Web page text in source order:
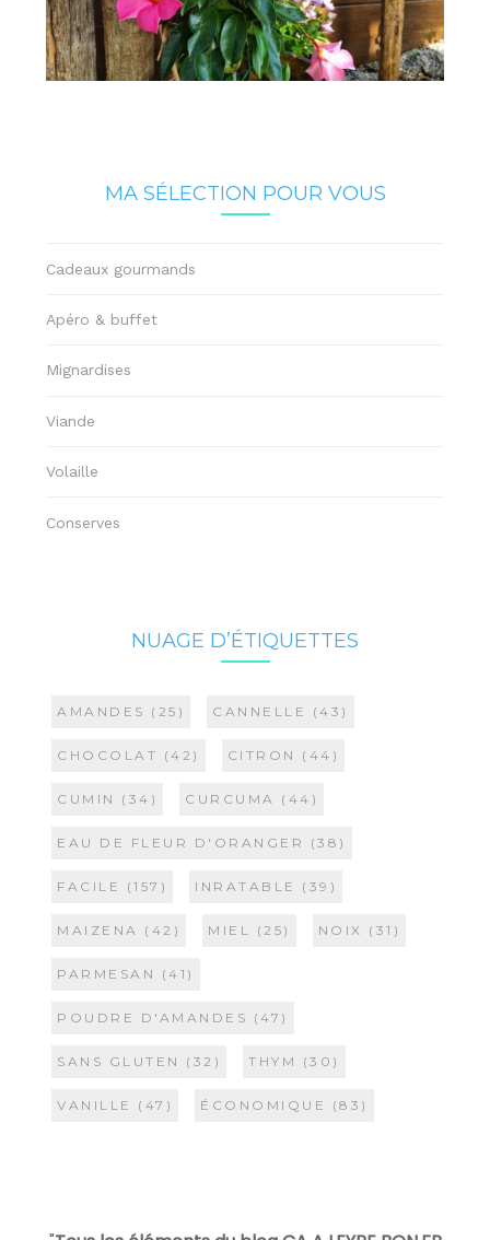
MA SÉLECTION POUR VOUS
Cadeaux gourmands
Apéro & buffet
Mignardises
Viande
Volaille
Conserves
NUAGE D’ÉTIQUETTES
AMANDES (25) CANNELLE (43)
CHOCOLAT (42) CITRON (44)
CUMIN (34) CURCUMA (44)
EAU DE FLEUR D'ORANGER (38)
FACILE (157) INRATABLE (39)
MAIZENA (42) MIEL (25) NOIX (31)
PARMESAN (41)
POUDRE D'AMANDES (47)
SANS GLUTEN (32) THYM (30)
VANILLE (47) ÉCONOMIQUE (83)